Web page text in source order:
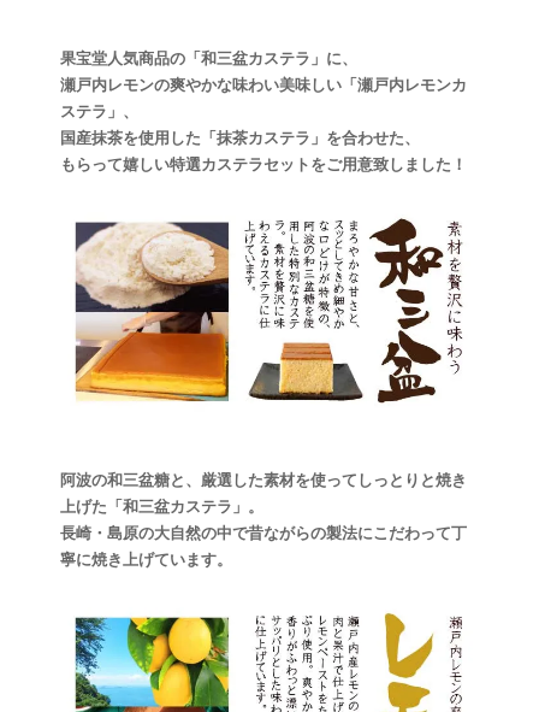
果宝堂人気商品の「和三盆カステラ」に、
瀬戸内レモンの爽やかな味わい美味しい「瀬戸内レモンカ
ステラ」、
国産抹茶を使用した「抹茶カステラ」を合わせた、
もらって嬉しい特選カステラセットをご用意致しました！
阿波の和三盆糖と、厳選した素材を使ってしっとりと焼き
上げた「和三盆カステラ」。
長崎・島原の大自然の中で昔ながらの製法にこだわって丁
寧に焼き上げています。